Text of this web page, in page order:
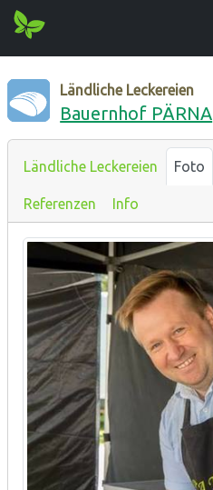
Ländliche Leckereien
Bauernhof PÄRNA
Ländliche Leckereien Foto
Referenzen Info